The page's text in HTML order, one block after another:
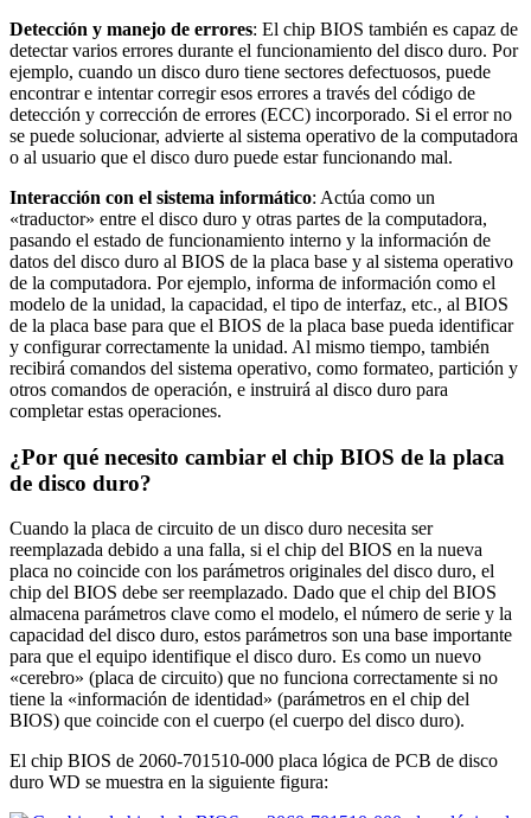
Detección y manejo de errores: El chip BIOS también es capaz de
detectar varios errores durante el funcionamiento del disco duro. Por
ejemplo, cuando un disco duro tiene sectores defectuosos, puede
encontrar e intentar corregir esos errores a través del código de
detección y corrección de errores (ECC) incorporado. Si el error no
se puede solucionar, advierte al sistema operativo de la computadora
o al usuario que el disco duro puede estar funcionando mal.
Interacción con el sistema informático: Actúa como un
«traductor» entre el disco duro y otras partes de la computadora,
pasando el estado de funcionamiento interno y la información de
datos del disco duro al BIOS de la placa base y al sistema operativo
de la computadora. Por ejemplo, informa de información como el
modelo de la unidad, la capacidad, el tipo de interfaz, etc., al BIOS
de la placa base para que el BIOS de la placa base pueda identificar
y configurar correctamente la unidad. Al mismo tiempo, también
recibirá comandos del sistema operativo, como formateo, partición y
otros comandos de operación, e instruirá al disco duro para
completar estas operaciones.
¿Por qué necesito cambiar el chip BIOS de la placa
de disco duro?
Cuando la placa de circuito de un disco duro necesita ser
reemplazada debido a una falla, si el chip del BIOS en la nueva
placa no coincide con los parámetros originales del disco duro, el
chip del BIOS debe ser reemplazado. Dado que el chip del BIOS
almacena parámetros clave como el modelo, el número de serie y la
capacidad del disco duro, estos parámetros son una base importante
para que el equipo identifique el disco duro. Es como un nuevo
«cerebro» (placa de circuito) que no funciona correctamente si no
tiene la «información de identidad» (parámetros en el chip del
BIOS) que coincide con el cuerpo (el cuerpo del disco duro).
El chip BIOS de 2060-701510-000 placa lógica de PCB de disco
duro WD se muestra en la siguiente figura: